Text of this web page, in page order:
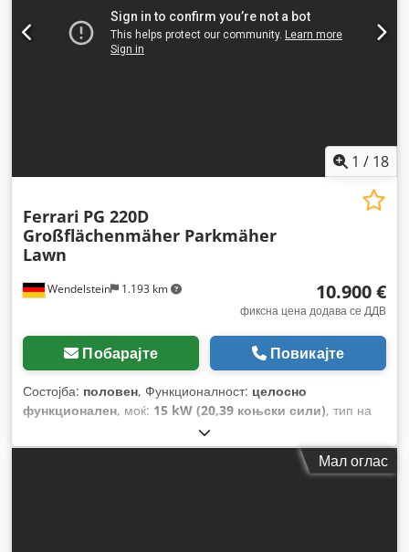
1 / 18
Wendelstein 1.193 km
Ferrari PG 220D
Großflächenmäher Parkmäher
Lawn
10.900 €
фиксна цена додава се ДДВ
Побарајте Повикајте
Состојба: половен, Функционалност: целосно
функционален, моќ: 15 kW (20,39 коњски сили), тип на
, конфигурација на оските:
работна тежина:753 кг, празна тежина:753 кг, гориво:
, Година на изградба:
Мал оглас